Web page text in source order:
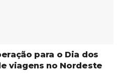
para o Dia dos
viagens no Nordeste